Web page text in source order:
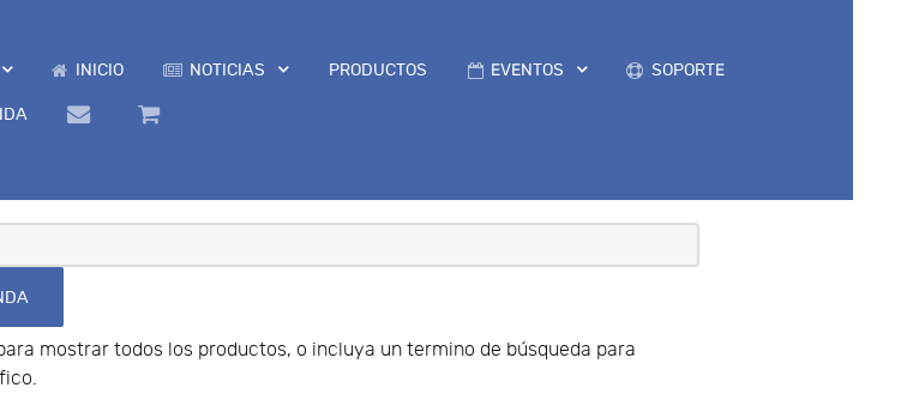
INICIO NOTICIAS PRODUCTOS EVENTOS SOPORTE
mostrar todos los productos, o incluya un termino de búsqueda para